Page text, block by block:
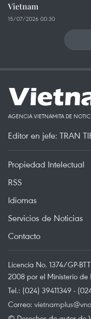
Vietnam
15/07/2026 00:30
AGENCIA VIETNAMITA DE
Editor en jefe: TRAN
Propiedad Intelectual
RSS
Idiomas
Servicios de Noticias
Contacto
Licencia No. 1374/GP-
2008 por el Ministerio
Tel.: (024) 39411349 -
Correo: